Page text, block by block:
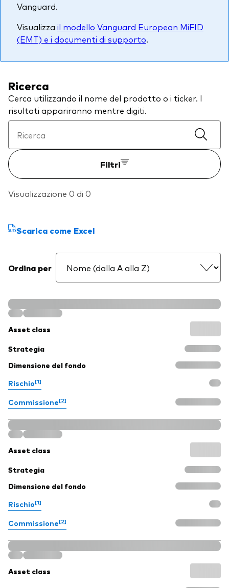
Vanguard.
Visualizza il modello Vanguard European MiFID
(EMT) e i documenti di supporto.
Ricerca
Cerca utilizzando il nome del prodotto o i ticker. I
risultati appariranno mentre digiti.
Filtri
Visualizzazione 0 di 0
Scarica come Excel
Ordina per
Asset class
Strategia
Dimensione del fondo
Rischio[1]
Commissione[2]
Asset class
Strategia
Dimensione del fondo
Rischio[1]
Commissione[2]
Asset class